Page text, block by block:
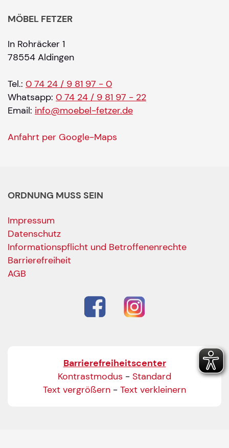
MÖBEL FETZER
In Rohräcker 1
78554 Aldingen
Tel.: 0 74 24 / 9 81 97 - 0
Whatsapp: 0 74 24 / 9 81 97 - 22
Email: info@moebel-fetzer.de
Anfahrt per Google-Maps
ORDNUNG MUSS SEIN
Impressum
Datenschutz
Informationspflicht und Betroffenenrechte
Barrierefreiheit
AGB
Barrierefreiheitscenter
Kontrastmodus - Standard
Text vergrößern - Text verkleinern